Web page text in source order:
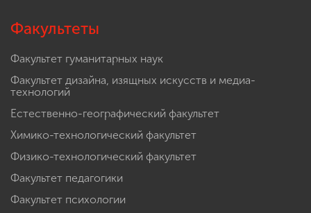
Факультеты
Факультет гуманитарных наук
Факультет дизайна, изящных искусств и медиа-
технологий
Естественно-географический факультет
Химико-технологический факультет
Физико-технологический факультет
Факультет педагогики
Факультет психологии